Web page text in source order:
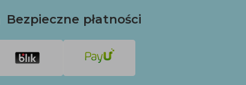
Bezpieczne płatności